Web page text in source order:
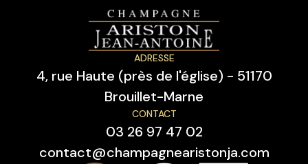
ADRESSE
4, rue Haute (près de l'église) - 51170
Brouillet-Marne
CONTACT
03 26 97 47 02
contact@champagnearistonja.com